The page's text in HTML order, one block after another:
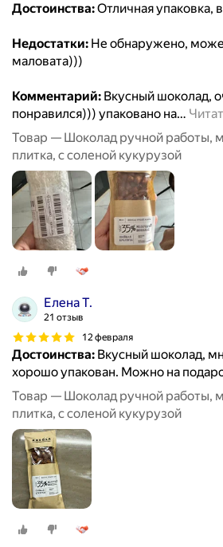
Достоинства:Отличная упаковка,
Недостатки: Не обнаружено,
маловата)))
Комментарий: Вкусный шоколад,
понравился))) упаковано на…
Товар — Шоколад ручной работы,
плитка, с соленой кукурузой
Елена Т.
21 отзыв
12 февраля
Достоинства: Вкусный шоколад,
хорошо упакован. Можно на
Товар — Шоколад ручной работы,
плитка, с соленой кукурузой